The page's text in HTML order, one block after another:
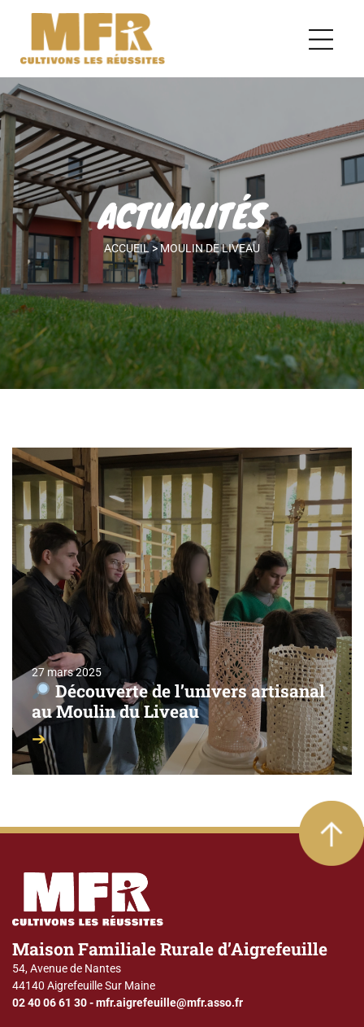
ACTUALITÉS
ACCUEIL>MOULIN DE LIVEAU
27 mars 2025
Découverte de l’univers artisanal
au Moulin du Liveau
Maison Familiale Rurale d’Aigrefeuille
54, Avenue de Nantes
44140 Aigrefeuille Sur Maine
02 40 06 61 30-mfr.aigrefeuille@mfr.asso.fr